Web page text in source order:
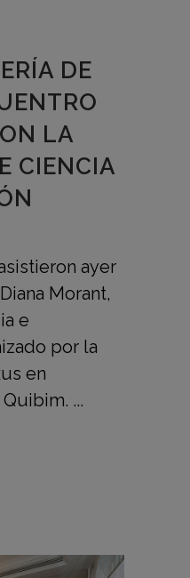
DE
LA
CIENCIA
ayer
Morant,
e
por la
en
...